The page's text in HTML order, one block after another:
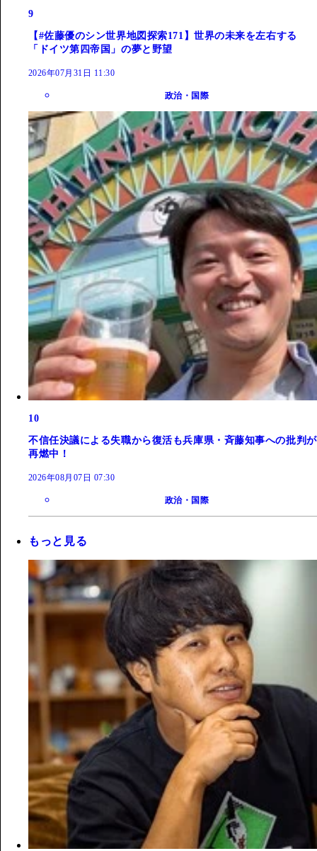
9
【#佐藤優のシン世界地図探索171】世界の未来を左右する
「ドイツ第四帝国」の夢と野望
2026年07月31日 11:30
政治・国際
10
不信任決議による失職から復活も兵庫県・斉藤知事への批判が
再燃中！
2026年08月07日 07:30
政治・国際
もっと見る